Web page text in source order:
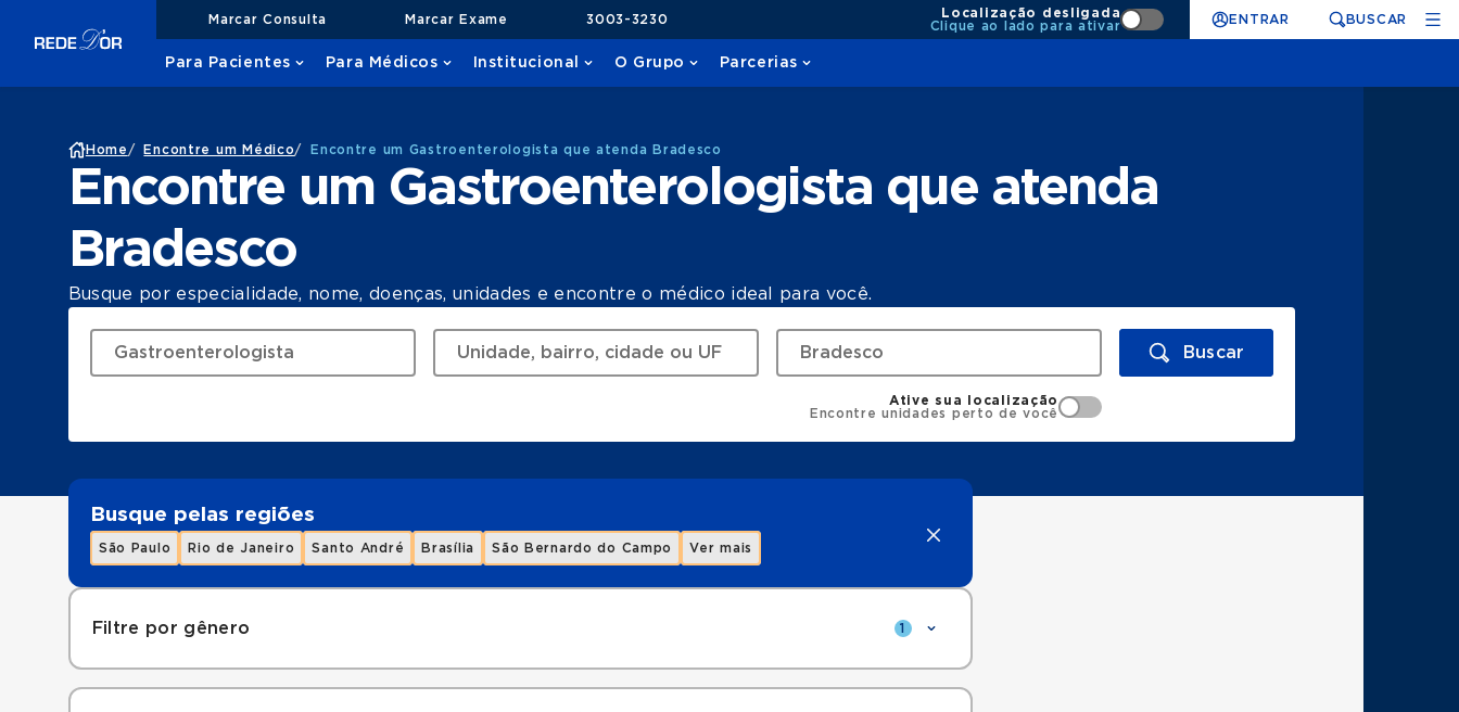
Marcar Consulta Marcar Exame 3003-3230
Localização desligada
Clique ao lado para ativar
ENTRAR BUSCAR
Para Pacientes Para Médicos Institucional O Grupo Parcerias
Home / Encontre um Médico/ Encontre um Gastroenterologista que atenda Bradesco
Encontre um Gastroenterologista que atenda
Bradesco
Busque por especialidade, nome, doenças, unidades e encontre o médico ideal para você.
Buscar
Ative sua localização
Encontre unidades perto de você
Busque pelas regiões
São Paulo Rio de Janeiro Santo André Brasília São Bernardo do Campo Ver mais
Filtre por gênero 1